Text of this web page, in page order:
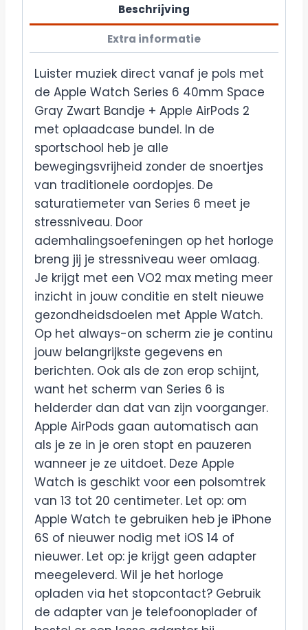
Beschrijving
Extra informatie
Luister muziek direct vanaf je pols met
de Apple Watch Series 6 40mm Space
Gray Zwart Bandje + Apple AirPods 2
met oplaadcase bundel. In de
sportschool heb je alle
bewegingsvrijheid zonder de snoertjes
van traditionele oordopjes. De
saturatiemeter van Series 6 meet je
stressniveau. Door
ademhalingsoefeningen op het horloge
breng jij je stressniveau weer omlaag.
Je krijgt met een VO2 max meting meer
inzicht in jouw conditie en stelt nieuwe
gezondheidsdoelen met Apple Watch.
Op het always-on scherm zie je continu
jouw belangrijkste gegevens en
berichten. Ook als de zon erop schijnt,
want het scherm van Series 6 is
helderder dan dat van zijn voorganger.
Apple AirPods gaan automatisch aan
als je ze in je oren stopt en pauzeren
wanneer je ze uitdoet. Deze Apple
Watch is geschikt voor een polsomtrek
van 13 tot 20 centimeter. Let op: om
Apple Watch te gebruiken heb je iPhone
6S of nieuwer nodig met iOS 14 of
nieuwer. Let op: je krijgt geen adapter
meegeleverd. Wil je het horloge
opladen via het stopcontact? Gebruik
de adapter van je telefoonoplader of